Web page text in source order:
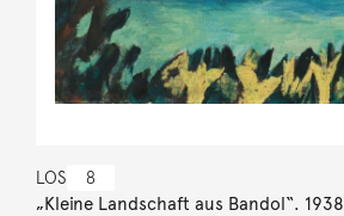
LOS 8
„Kleine Landschaft aus Bandol“. 1938